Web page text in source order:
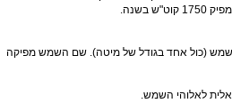
מ 6 מיליון (6 מיליון) לוחות שמש (כול אחד בגודל של מיטה). שם השמש מפיקה
לאלוהי השמש.